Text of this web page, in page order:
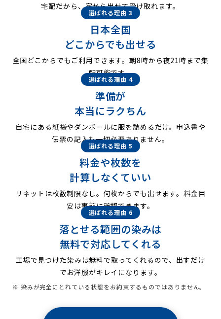
宅配だから、家から出せて受け取れます。
選ばれる理由 3
日本全国
どこからでも出せる
全国どこからでもご利用できます。朝8時から夜21時まで集
配可能です。
選ばれる理由 4
準備が
本当にラクちん
自宅にある紙袋やダンボールに服を詰めるだけ。申込書や
伝票の記入も一切必要ありません。
選ばれる理由 5
料金や枚数を
計算しなくていい
リネットは枚数制限なし。何枚からでも出せます。料金目
安は事前に確認できます。
選ばれる理由 6
落とせる範囲の染みは
無料で対応してくれる
工場で見つけた染みは無料で取ってくれるので、出すだけ
でお洋服がキレイになります。
※ 染みが完全にとれている状態をお約束するものではありません。